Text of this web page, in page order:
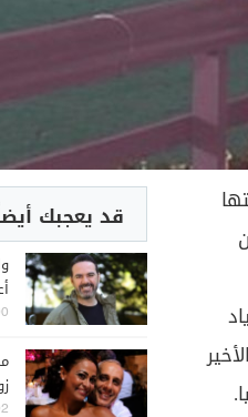
قد يعجبك
05
05